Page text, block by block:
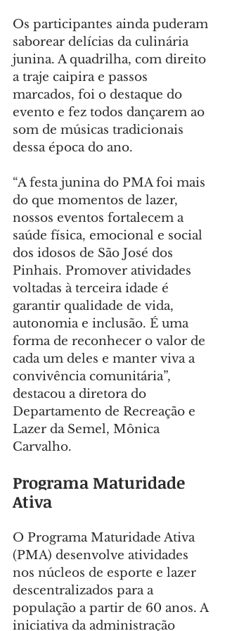
Os participantes ainda puderam
saborear delícias da culinária
junina. A quadrilha, com direito
a traje caipira e passos
marcados, foi o destaque do
evento e fez todos dançarem ao
som de músicas tradicionais
dessa época do ano.
“A festa junina do PMA foi mais
do que momentos de lazer,
nossos eventos fortalecem a
saúde física, emocional e social
dos idosos de São José dos
Pinhais. Promover atividades
voltadas à terceira idade é
garantir qualidade de vida,
autonomia e inclusão. É uma
forma de reconhecer o valor de
cada um deles e manter viva a
convivência comunitária”,
destacou a diretora do
Departamento de Recreação e
Lazer da Semel, Mônica
Carvalho.
Programa Maturidade
Ativa
O Programa Maturidade Ativa
(PMA) desenvolve atividades
nos núcleos de esporte e lazer
descentralizados para a
população a partir de 60 anos. A
iniciativa da administração